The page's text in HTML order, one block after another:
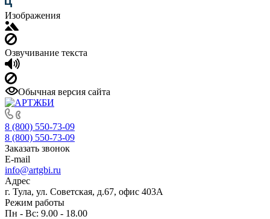
Изображения
Озвучивание текста
Обычная версия сайта
8 (800) 550-73-09
8 (800) 550-73-09
Заказать звонок
E-mail
info@artgbi.ru
Адрес
г. Тула, ул. Советская, д.67, офис 403А
Режим работы
Пн - Вс: 9.00 - 18.00